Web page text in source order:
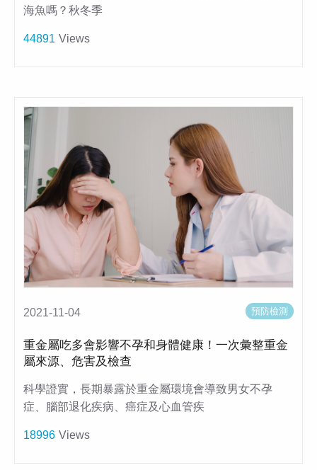
海魚嗎？秋冬季
44891 Views
2021-11-04 預防檢測
重金屬吃多會影響不孕和身體健康！一次彙整重金
屬來源、危害及檢查
科學證實，長期暴露於重金屬環境會導致男女不孕
症、腦部退化疾病、癌症及心血管疾
18996 Views